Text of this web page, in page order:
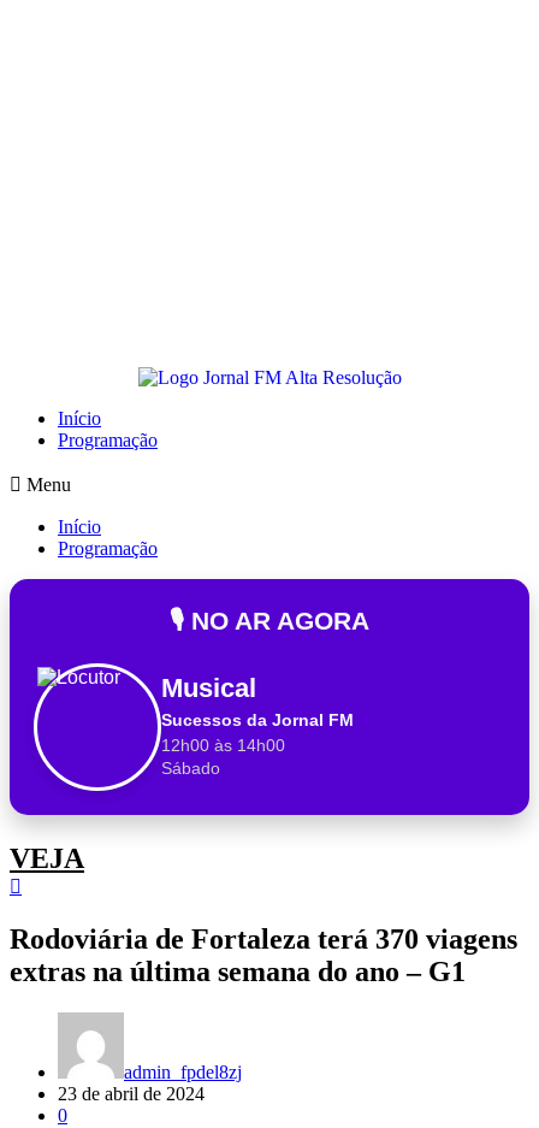
Início
Programação
Menu
Início
Programação
🎙️ NO AR AGORA
Musical
Sucessos da Jornal FM
12h00 às 14h00
Sábado
VEJA
Rodoviária de Fortaleza terá 370 viagens
extras na última semana do ano – G1
admin_fpdel8zj
23 de abril de 2024
0